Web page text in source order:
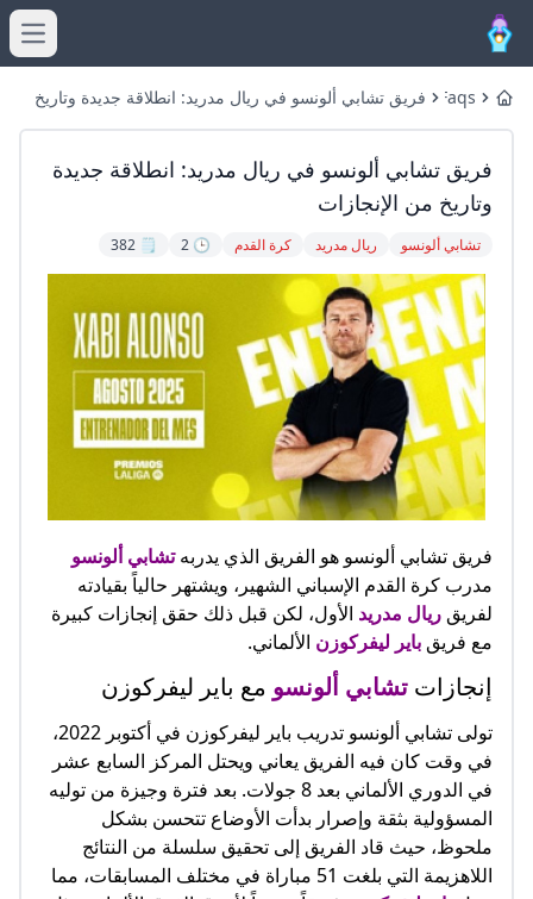
Home
Faqs
فريق تشابي ألونسو في ريال مدريد: انطلاقة جديدة وتاريخ
فريق تشابي ألونسو في ريال مدريد: انطلاقة جديدة
وتاريخ من الإنجازات
تشابي ألونسو ريال مدريد كرة القدم 🕒 2
🗒️ 382
فريق تشابي ألونسو هو الفريق الذي يدربهتشابي ألونسو
مدرب كرة القدم الإسباني الشهير، ويشتهر حالياً بقيادته
لفريق ريال مدريد الأول، لكن قبل ذلك حقق إنجازات كبيرة
مع فريق باير ليفركوزن الألماني.
إنجازات تشابي ألونسو مع باير ليفركوزن
تولى تشابي ألونسو تدريب باير ليفركوزن في أكتوبر 2022،
في وقت كان فيه الفريق يعاني ويحتل المركز السابع عشر
في الدوري الألماني بعد 8 جولات. بعد فترة وجيزة من توليه
المسؤولية بثقة وإصرار بدأت الأوضاع تتحسن بشكل
ملحوظ، حيث قاد الفريق إلى تحقيق سلسلة من النتائج
اللاهزيمة التي بلغت 51 مباراة في مختلف المسابقات، مما